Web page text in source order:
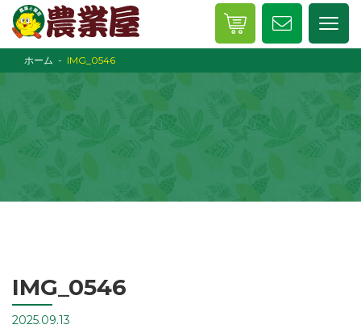
ホーム IMG_0546
IMG_0546
2025.09.13